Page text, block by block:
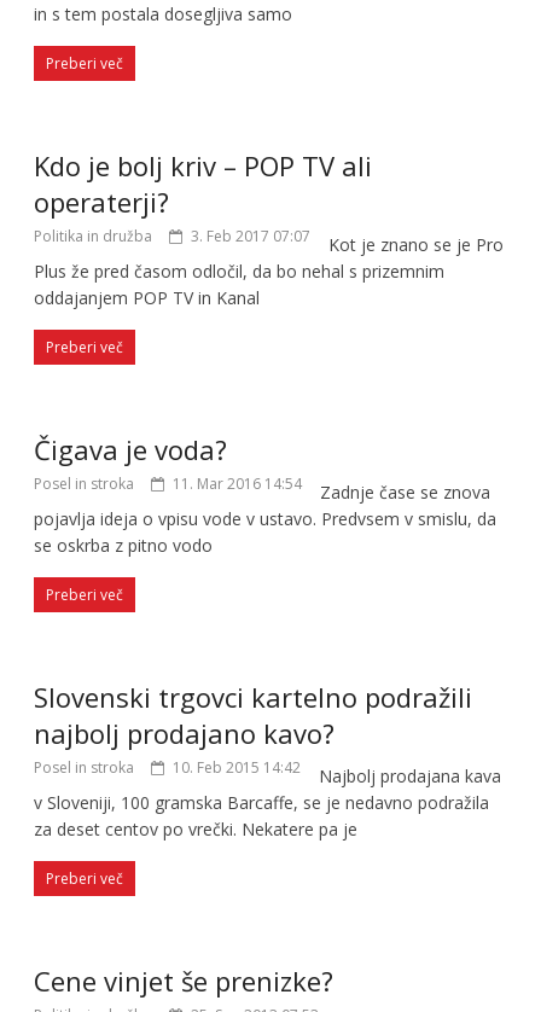
in s tem postala dosegljiva samo
Preberi več
Kdo je bolj kriv – POP TV ali
operaterji?
Politika in družba 3. Feb 2017 07:07
Kot je znano se je Pro
Plus že pred časom odločil, da bo nehal s prizemnim
oddajanjem POP TV in Kanal
Preberi več
Čigava je voda?
Posel in stroka 11. Mar 2016 14:54
Zadnje čase se znova
pojavlja ideja o vpisu vode v ustavo. Predvsem v smislu, da
se oskrba z pitno vodo
Preberi več
Slovenski trgovci kartelno podražili
najbolj prodajano kavo?
Posel in stroka 10. Feb 2015 14:42
Najbolj prodajana kava
v Sloveniji, 100 gramska Barcaffe, se je nedavno podražila
za deset centov po vrečki. Nekatere pa je
Preberi več
Cene vinjet še prenizke?